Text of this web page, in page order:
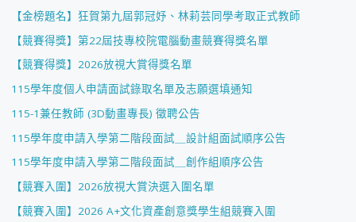
【金榜題名】狂賀第九屆郭冠妤、林莉芸同學考取正式教師
【競賽得獎】第22屆技專校院電腦動畫競賽得獎名單
【競賽得獎】2026放視大賞得獎名單
115學年度個人申請面試錄取名單及志願選填通知
115-1兼任教師 (3D動畫專長) 徵聘公告
115學年度申請入學第二階段面試＿設計組面試順序公告
115學年度申請入學第二階段面試＿創作組順序公告
【競賽入圍】2026放視大賞決選入圍名單
【競賽入圍】2026 A+文化資產創意獎學生組競賽入圍